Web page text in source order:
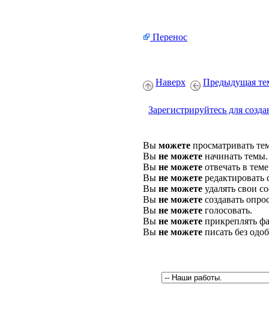
Перенос
Наверх Предыдущая
Зарегистрируйтесь для
Вы можете просматривать
Вы не можете начинать темы.
Вы не можете отвечать в
Вы не можете
Вы не можете удалять свои
Вы не можете создавать
Вы не можете голосовать.
Вы не можете прикреплять
Вы не можете писать без